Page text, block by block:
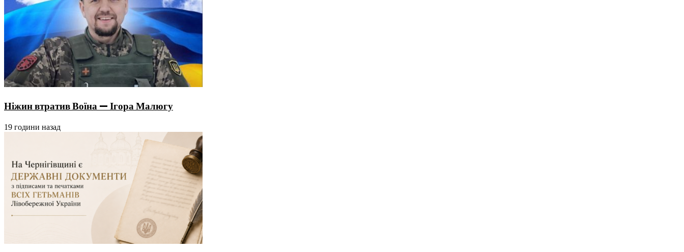
Ніжин втратив Воїна — Ігора Малюгу
19 години назад